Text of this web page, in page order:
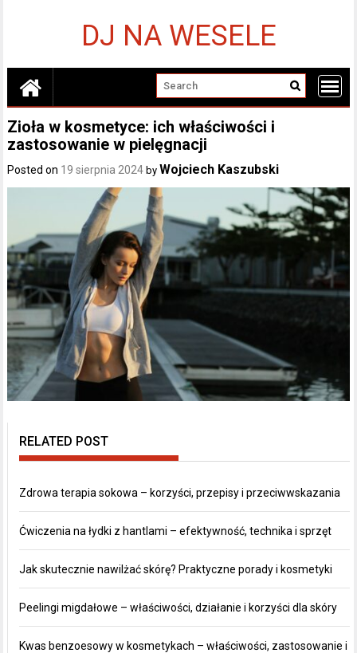
DJ NA WESELE
Zioła w kosmetyce: ich właściwości i
zastosowanie w pielęgnacji
Posted on 19 sierpnia 2024 by Wojciech Kaszubski
RELATED POST
Zdrowa terapia sokowa – korzyści, przepisy i przeciwwskazania
Ćwiczenia na łydki z hantlami – efektywność, technika i sprzęt
Jak skutecznie nawilżać skórę? Praktyczne porady i kosmetyki
Peelingi migdałowe – właściwości, działanie i korzyści dla skóry
Kwas benzoesowy w kosmetykach – właściwości, zastosowanie i